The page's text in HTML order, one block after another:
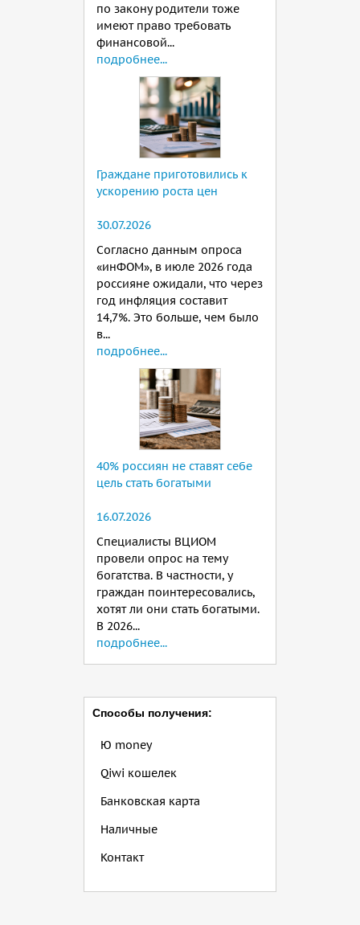
по закону родители тоже
имеют право требовать
финансовой...
подробнее...
Граждане приготовились к
ускорению роста цен
30.07.2026
Согласно данным опроса
«инФОМ», в июле 2026 года
россияне ожидали, что через
год инфляция составит
14,7%. Это больше, чем было
в...
подробнее...
40% россиян не ставят себе
цель стать богатыми
16.07.2026
Специалисты ВЦИОМ
провели опрос на тему
богатства. В частности, у
граждан поинтересовались,
хотят ли они стать богатыми.
В 2026...
подробнее...
Способы получения:
Ю money
Qiwi кошелек
Банковская карта
Наличные
Контакт